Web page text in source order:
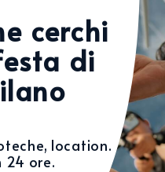
cerchi
di
location.
24 ore.